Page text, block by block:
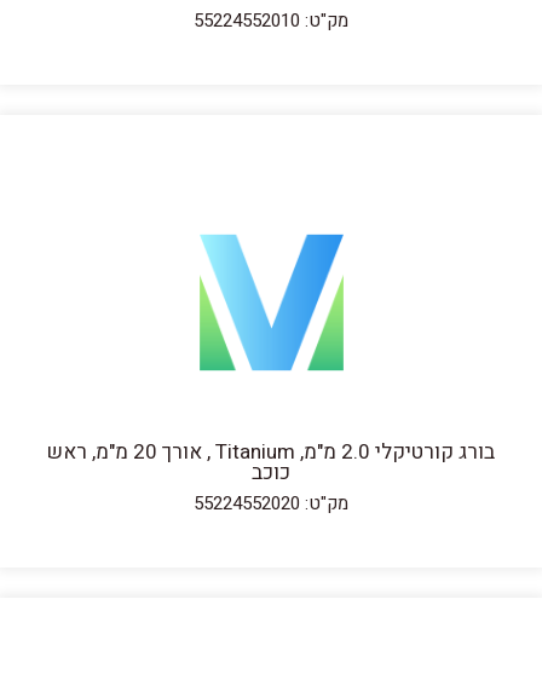
מק"ט: 55224552010
בורג קורטיקלי 2.0 מ"מ, Titanium , אורך 20 מ"מ, ראש
כוכב
מק"ט: 55224552020